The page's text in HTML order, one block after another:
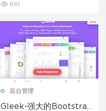
661
后台管理
Gleek-强大的Bootstrap